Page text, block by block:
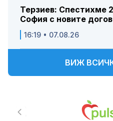
Терзиев: Спестихме
София с новите
16:19 • 07.08.26
ВИЖ